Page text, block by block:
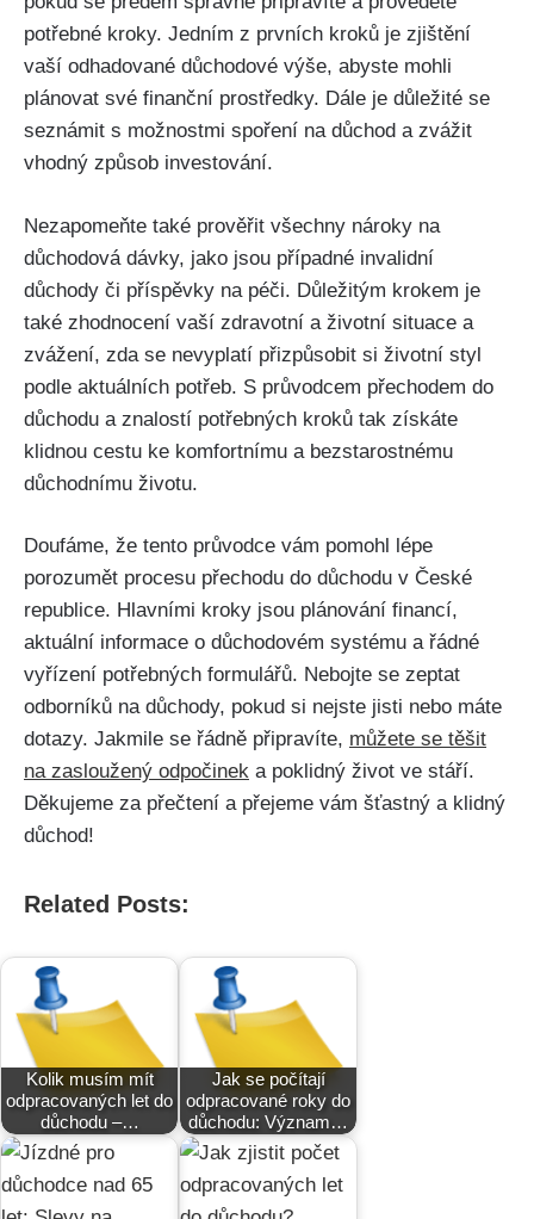
potřebné kroky. Jedním z prvních kroků je zjištění
vaší odhadované důchodové výše, abyste mohli
plánovat své finanční prostředky. Dále je důležité se
seznámit s možnostmi spoření na důchod a zvážit
vhodný způsob investování.
Nezapomeňte také prověřit všechny nároky na
důchodová dávky, jako jsou případné invalidní
důchody či příspěvky na péči. Důležitým krokem je
také zhodnocení vaší zdravotní a životní situace a
zvážení, zda se nevyplatí přizpůsobit si životní styl
podle aktuálních potřeb. S průvodcem přechodem do
důchodu a znalostí potřebných kroků tak získáte
klidnou cestu ke komfortnímu a bezstarostnému
důchodnímu životu.
Doufáme, že tento průvodce vám pomohl lépe
porozumět procesu přechodu do důchodu v České
republice. Hlavními kroky jsou plánování financí,
aktuální informace o důchodovém systému a řádné
vyřízení potřebných formulářů. Nebojte se zeptat
odborníků na důchody, pokud si nejste jisti nebo máte
dotazy. Jakmile se řádně připravíte, můžete se těšit
na zasloužený odpočinek a poklidný život ve stáří.
Děkujeme za přečtení a přejeme vám šťastný a klidný
důchod!
Related Posts:
Kolik musím mít
odpracovaných let do
důchodu –…
Jak se počítají
odpracované roky do
důchodu: Význam…